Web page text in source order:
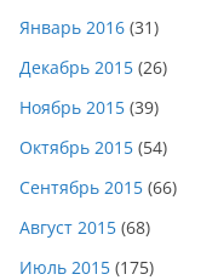
Январь 2016 (31)
Декабрь 2015 (26)
Ноябрь 2015 (39)
Октябрь 2015 (54)
Сентябрь 2015 (66)
Август 2015 (68)
Июль 2015 (175)